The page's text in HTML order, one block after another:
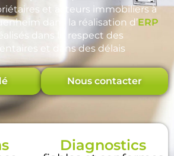
et acteurs immobiliers à
dans la réalisation d’ERP
dans le respect des
et dans des délais
Nous contacter
Diagnostics